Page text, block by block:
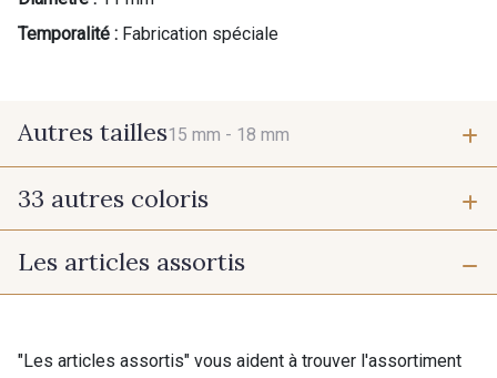
Temporalité : Fabrication spéciale
Autres tailles15 mm - 18 mm
15 mm
33 autres coloris
07342 - Bleu Méditerranée
Les articles assortis
"Les articles assortis" vous aident à trouver l'assortiment
Cadeau : 10% offerts sur votre